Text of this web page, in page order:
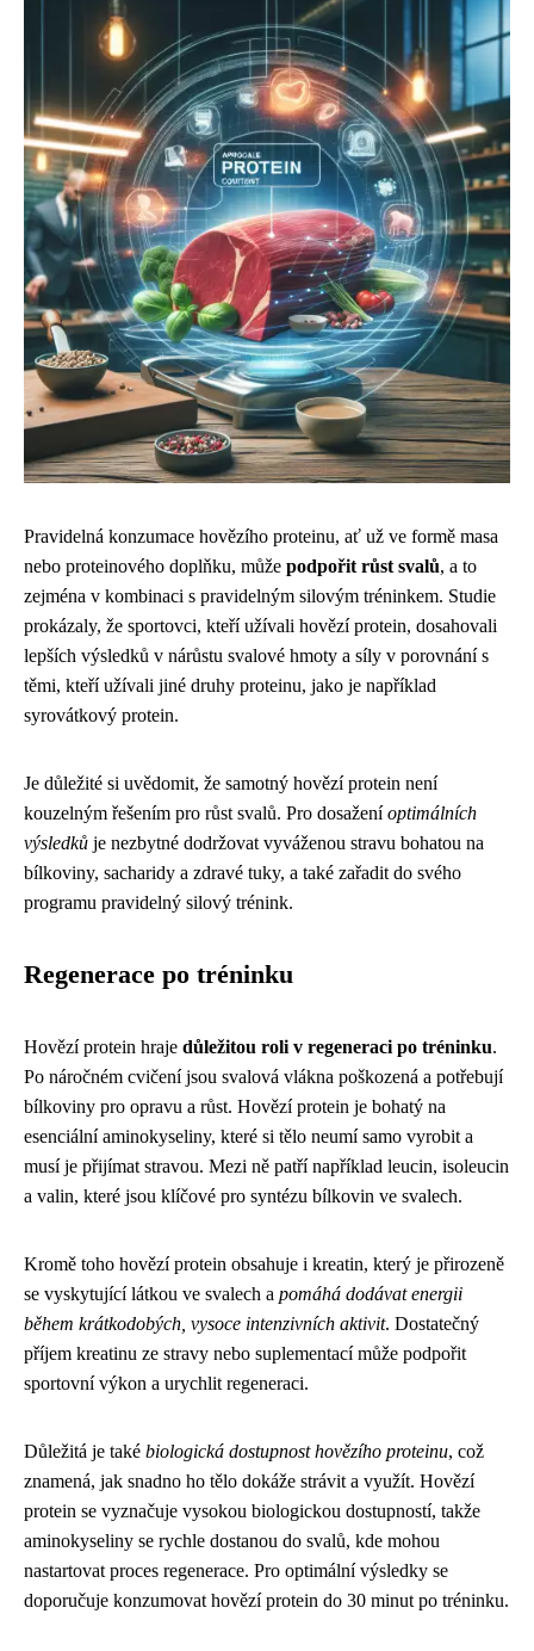
Pravidelná konzumace hovězího proteinu, ať už ve formě masa
nebo proteinového doplňku, může podpořit růst svalů, a to
zejména v kombinaci s pravidelným silovým tréninkem. Studie
prokázaly, že sportovci, kteří užívali hovězí protein, dosahovali
lepších výsledků v nárůstu svalové hmoty a síly v porovnání s
těmi, kteří užívali jiné druhy proteinu, jako je například
syrovátkový protein.
Je důležité si uvědomit, že samotný hovězí protein není
kouzelným řešením pro růst svalů. Pro dosaženíoptimálních
výsledků je nezbytné dodržovat vyváženou stravu bohatou na
bílkoviny, sacharidy a zdravé tuky, a také zařadit do svého
programu pravidelný silový trénink.
Regenerace po tréninku
Hovězí protein hraje důležitou roli v regeneraci po tréninku.
Po náročném cvičení jsou svalová vlákna poškozená a potřebují
bílkoviny pro opravu a růst. Hovězí protein je bohatý na
esenciální aminokyseliny, které si tělo neumí samo vyrobit a
musí je přijímat stravou. Mezi ně patří například leucin, isoleucin
a valin, které jsou klíčové pro syntézu bílkovin ve svalech.
Kromě toho hovězí protein obsahuje i kreatin, který je přirozeně
se vyskytující látkou ve svalech a pomáhá dodávat energii
během krátkodobých, vysoce intenzivních aktivit. Dostatečný
příjem kreatinu ze stravy nebo suplementací může podpořit
sportovní výkon a urychlit regeneraci.
Důležitá je také biologická dostupnost hovězího proteinu, což
znamená, jak snadno ho tělo dokáže strávit a využít. Hovězí
protein se vyznačuje vysokou biologickou dostupností, takže
aminokyseliny se rychle dostanou do svalů, kde mohou
nastartovat proces regenerace. Pro optimální výsledky se
doporučuje konzumovat hovězí protein do 30 minut po tréninku.